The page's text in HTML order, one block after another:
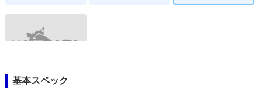
1973年 R75/6・新
基本スペック